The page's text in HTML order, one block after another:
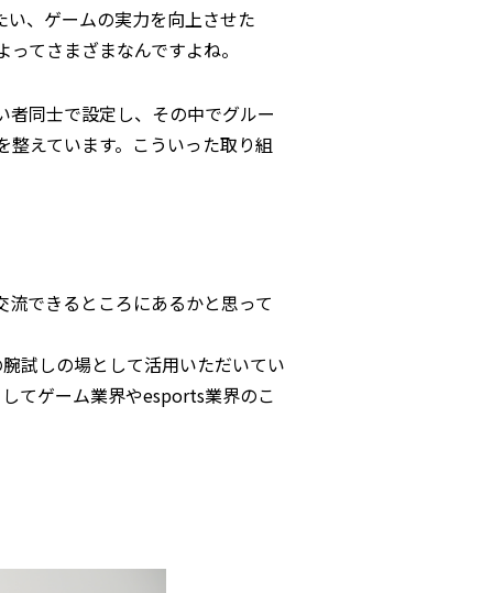
、ゲームの実力を向上させた
てさまざまなんですよね。
同士で設定し、その中でグルー
えています。こういった取り組
できるところにあるかと思って
試しの場として活用いただいてい
てゲーム業界やesports業界のこ